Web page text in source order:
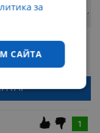
да оставите анонимен
с
коментарът ви ще
който сте попълнили
информация за вас
1
за
САЙТА